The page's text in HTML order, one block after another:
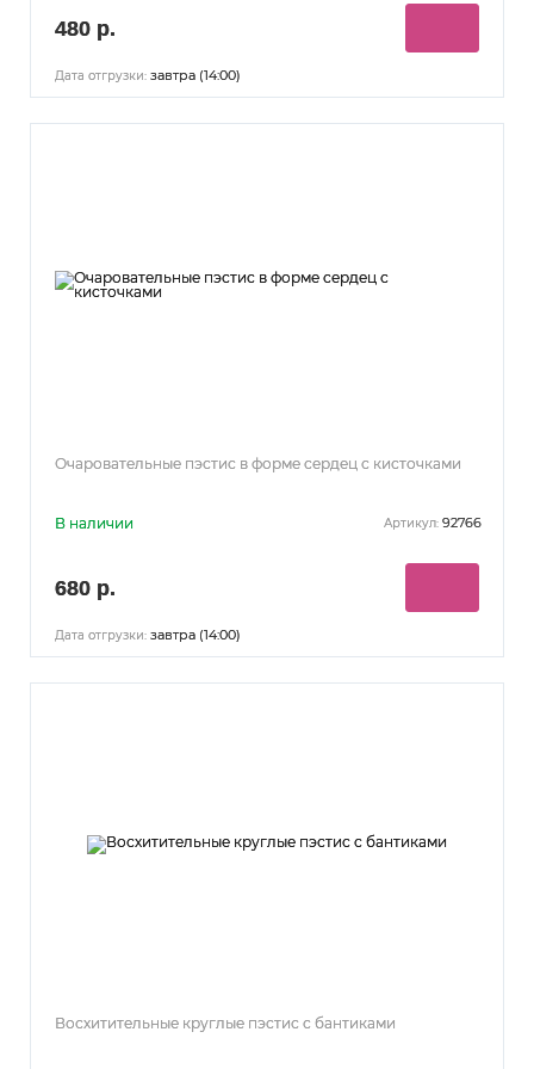
480 р.
Дата отгрузки: завтра (14:00)
Очаровательные пэстис в форме сердец с кисточками
В наличии Артикул: 92766
680 р.
Дата отгрузки: завтра (14:00)
Восхитительные круглые пэстис с бантиками